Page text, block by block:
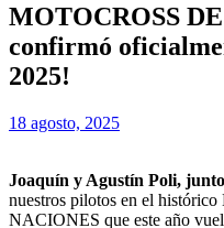
MOTOCROSS
confirmó
2025!
18 agosto, 2025
Joaquín y Agustín Poli,
nuestros pilotos en el
NACIONES que este año